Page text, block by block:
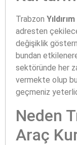
Trabzon
adresten
değişiklik
bundan
sektöründe her
vermekte olup
geçmeniz
Neden
Araç